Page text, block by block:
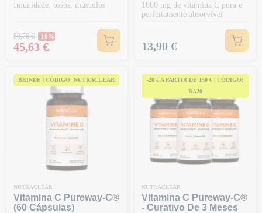
Imunidade, ossos, músculos
Preço normal
50,70 € -10%
Preço
45,63 €
1000 mg de vitamina C pura e
perfeitamente absorvível
Preço
13,90 €
BRINDE | CÓDIGO: NUTRACLEAR
NUTRACLEAR
Vitamina C Pureway-C®
(60 Cápsulas)
-20 € A PARTIR DE 150 € | CÓDIGO:
BA20
NUTRACLEAR
Vitamina C Pureway-C®
- Curativo De 3 Meses